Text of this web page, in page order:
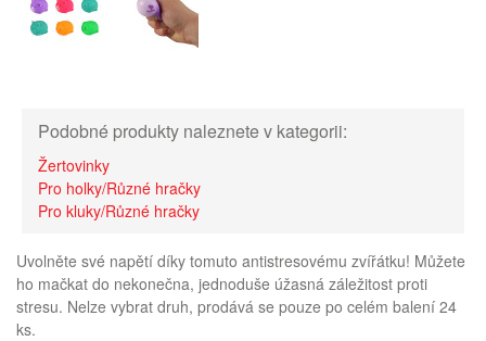
Podobné produkty naleznete v kategorii:
Žertovinky
Pro holky/Různé hračky
Pro kluky/Různé hračky
Uvolněte své napětí díky tomuto antistresovému zvířátku! Můžete
ho mačkat do nekonečna, jednoduše úžasná záležitost proti
stresu. Nelze vybrat druh, prodává se pouze po celém balení 24
ks.